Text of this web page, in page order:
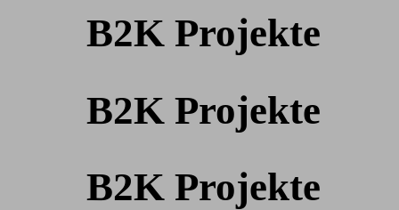
B2K Projekte
B2K Projekte
B2K Projekte